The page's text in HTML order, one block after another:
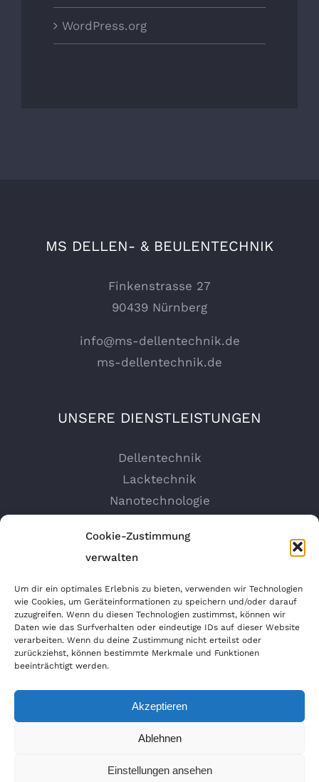
Cookie-Zustimmung
verwalten
Um dir ein optimales Erlebnis zu bieten, verwenden wir Technologien
wie Cookies, um Geräteinformationen zu speichern und/oder darauf
zuzugreifen. Wenn du diesen Technologien zustimmst, können wir
Daten wie das Surfverhalten oder eindeutige IDs auf dieser Website
verarbeiten. Wenn du deine Zustimmung nicht erteilst oder
zurückziehst, können bestimmte Merkmale und Funktionen
beeinträchtigt werden.
Akzeptieren
Ablehnen
Einstellungen ansehen
WordPress.org
MS DELLEN- & BEULENTECHNIK
Finkenstrasse 27
90439 Nürnberg
info@ms-dellentechnik.de
ms-dellentechnik.de
UNSERE DIENSTLEISTUNGEN
Dellentechnik
Lacktechnik
Nanotechnologie
Autosprühfolie
ANFAHRT GOOGLEMAPS